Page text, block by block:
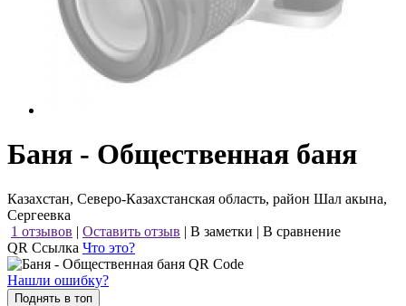
Баня - Общественная баня
Казахстан, Северо-Казахстанская область, район Шал акына,
Сергеевка
1 отзывов | Оставить отзыв | В заметки | В сравнение
QR Ссылка Что это?
Нашли ошибку?
Поднять в топ